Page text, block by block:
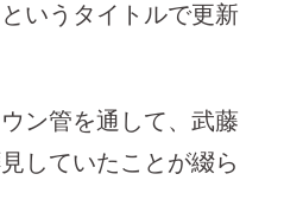
いうタイトルで更新
ン管を通して、武藤
していたことが綴ら